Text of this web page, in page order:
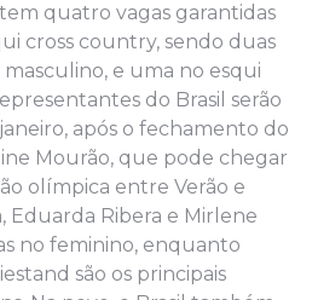
tem quatro vagas garantidas
cross country, sendo duas
e uma no esqui
do Brasil serão
após o fechamento do
Mourão, que pode chegar
olímpica entre Verão e
Eduarda Ribera e Mirlene
no feminino, enquanto
são os principais